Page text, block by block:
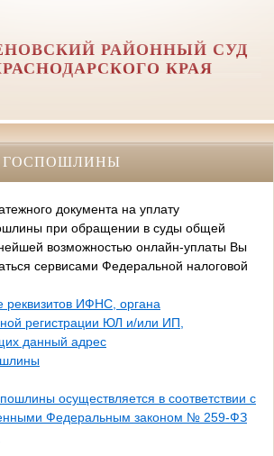
РАЙОННЫЙ СУД
КРАЯ
ГОСПОШЛИНЫ
документа на уплату
при обращении в суды общей
возможностью онлайн-уплаты Вы
сервисами Федеральной налоговой
реквизитов ИФНС, органа
регистрации ЮЛ и/или ИП,
данный адрес
осуществляется в соответствии с
Федеральным законом № 259-ФЗ